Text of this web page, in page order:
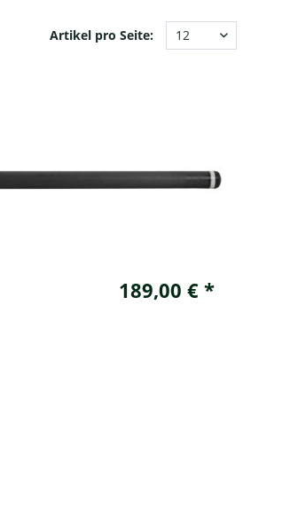
Artikel pro Seite:
189,00 € *